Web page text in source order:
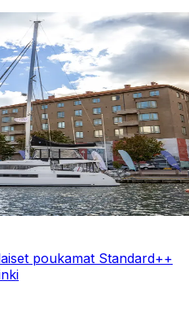
poukamat Standard++